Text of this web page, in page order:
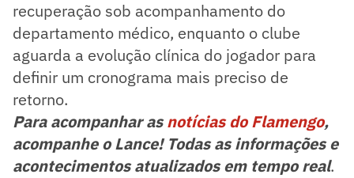
recuperação sob acompanhamento do
departamento médico, enquanto o clube
aguarda a evolução clínica do jogador para
definir um cronograma mais preciso de
retorno.
Para acompanhar asnotícias do Flamengo,
acompanhe o Lance! Todas as informações e
acontecimentos atualizados em tempo real.